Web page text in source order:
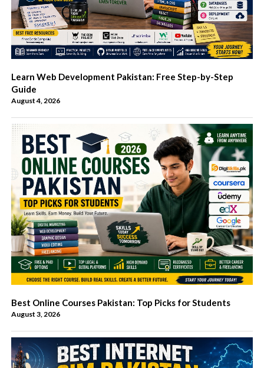
Learn Web Development Pakistan: Free Step-by-Step
Guide
August 4, 2026
Best Online Courses Pakistan: Top Picks for Students
August 3, 2026